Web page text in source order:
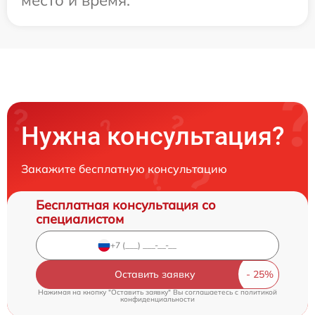
Нужна консультация?
Закажите бесплатную консультацию
Бесплатная консультация со
специалистом
Оставить заявку
Нажимая на кнопку "Оставить заявку" Вы соглашаетесь cполитикой
конфиденциальности